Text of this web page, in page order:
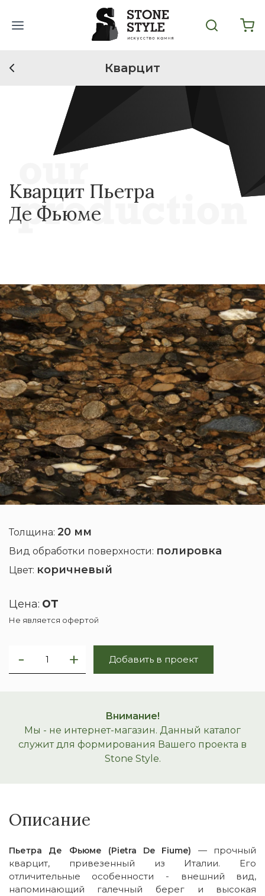
Кварцит
Кварцит Пьетра
Де Фьюме
Толщина: 20 мм
Вид обработки поверхности: полировка
Цвет: коричневый
Цена: от
Не является офертой
Добавить в проект
Внимание!
Мы - не интернет-магазин. Данный каталог
служит для формирования Вашего проекта в
Stone Style.
Описание
Пьетра Де Фьюме (Pietra De Fiume)
— прочный
кварцит, привезенный из Италии. Его
отличительные особенности - внешний вид,
напоминающий галечный берег и высокая